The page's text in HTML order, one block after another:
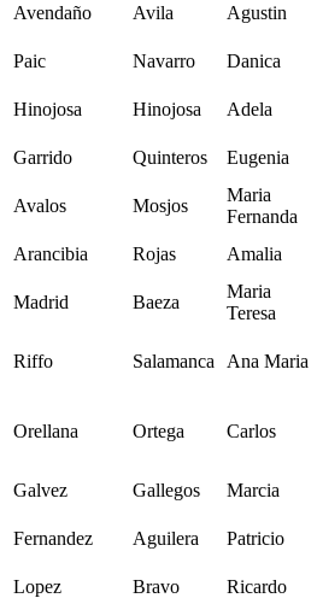
Avendaño Avila Agustin
Paic Navarro Danica
Hinojosa Hinojosa Adela
Garrido Quinteros Eugenia
Avalos Mosjos
Maria
Fernanda
Arancibia Rojas Amalia
Madrid Baeza
Maria
Teresa
Riffo Salamanca Ana Maria
Orellana Ortega Carlos
Galvez Gallegos Marcia
Fernandez Aguilera Patricio
Lopez Bravo Ricardo